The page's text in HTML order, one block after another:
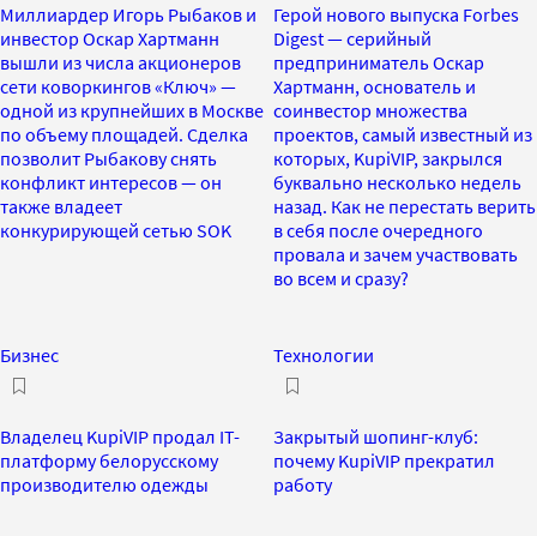
Миллиардер Игорь Рыбаков и
инвестор Оскар Хартманн
вышли из числа акционеров
сети коворкингов «Ключ» —
одной из крупнейших в Москве
по объему площадей. Сделка
позволит Рыбакову снять
конфликт интересов — он
также владеет
конкурирующей сетью SOK
Герой нового выпуска Forbes
Digest — серийный
предприниматель Оскар
Хартманн, основатель и
соинвестор множества
проектов, самый известный из
которых, KupiVIP, закрылся
буквально несколько недель
назад. Как не перестать верить
в себя после очередного
провала и зачем участвовать
во всем и сразу?
Бизнес
Владелец KupiVIP продал IT-
платформу белорусскому
производителю одежды
Технологии
Закрытый шопинг-клуб:
почему KupiVIP прекратил
работу